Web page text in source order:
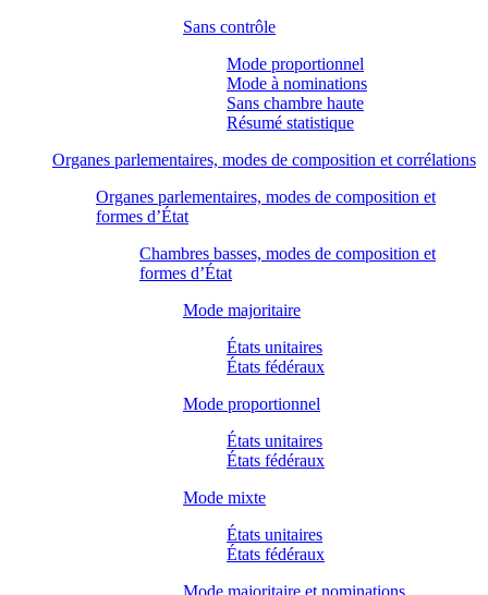
Sans contrôle
Mode proportionnel
Mode à nominations
Sans chambre haute
Résumé statistique
Organes parlementaires, modes de composition et corrélations
Organes parlementaires, modes de composition et
formes d’État
Chambres basses, modes de composition et
formes d’État
Mode majoritaire
États unitaires
États fédéraux
Mode proportionnel
États unitaires
États fédéraux
Mode mixte
États unitaires
États fédéraux
Mode majoritaire et nominations